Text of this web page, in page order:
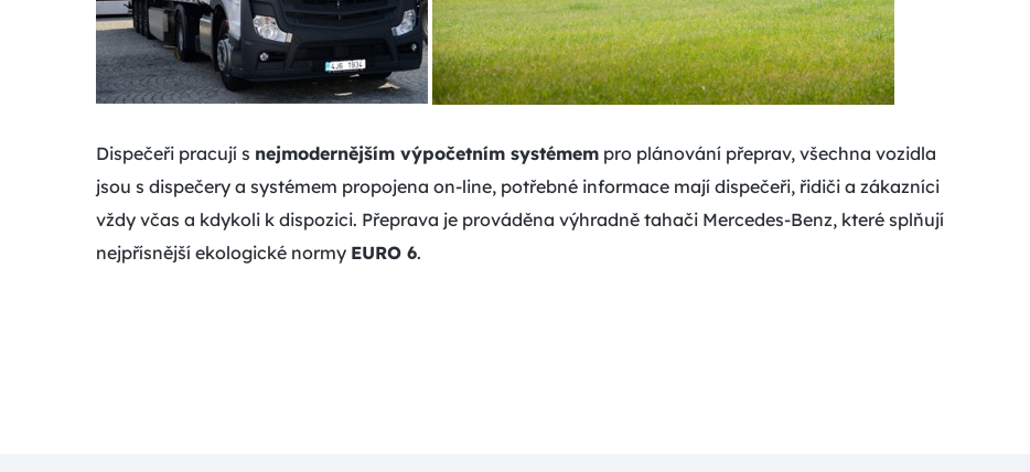
Dispečeři pracují s nejmodernějším výpočetním systémem pro plánování přeprav, všechna vozidla
jsou s dispečery a systémem propojena on-line, potřebné informace mají dispečeři, řidiči a zákazníci
vždy včas a kdykoli k dispozici. Přeprava je prováděna výhradně tahači Mercedes-Benz, které splňují
nejpřísnější ekologické normy EURO 6.